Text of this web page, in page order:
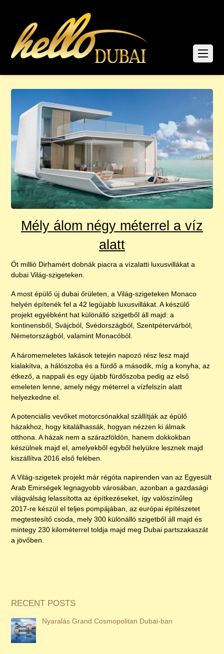
Mély álom négy méterrel a víz
alatt
Öt millió Dirhamért dobnák piacra a vízalatti luxusvillákat a
dubai Világ-szigeteken.
A most épülő új dubai őrületen, a Világ-szigeteken Monaco
helyén építenék fel a 42 legújabb luxusvillákat. A készülő
projekt egyébként hat különálló szigetből áll majd: a
kontinensből, Svájcból, Svédországból, Szentpétervárból,
Németországból, valamint Monacóból.
A háromemeletes lakások tetején napozó rész lesz majd
kialakítva, a hálószoba és a fürdő a második, míg a konyha, az
étkező, a nappali és egy újabb fürdőszoba pedig az első
emeleten lenne, amely négy méterrel a vízfelszín alatt
helyezkedne el.
A potenciális vevőket motorcsónakkal szállítják az épülő
házakhoz, hogy kitalálhassák, hogyan nézzen ki álmaik
otthona. A házak nem a szárazföldön, hanem dokkokban
készülnek majd el, amelyekből egyből helyükre lesznek majd
kiszállítva 2016 első felében.
A Világ-szigetek projekt már régóta napirenden van az Egyesült
Arab Emirségek legnagyobb városában, azonban a gazdasági
világválság lelassította az építkezéseket, így valószínűleg
2017-re készül el teljes pompájában, az európai építészetet
megtestesítő csoda, mely 300 különálló szigetből áll majd és
mintegy 230 kilométerrel toldja majd meg Dubai partszakaszát
a jövőben.
RECENT POSTS
Nyaralás Grand Cosmopolitan Dubai-ban